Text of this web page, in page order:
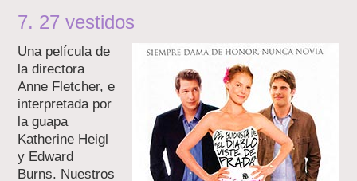
7. 27 vestidos
Una película de
la directora
Anne Fletcher, e
interpretada por
la guapa
Katherine Heigl
y Edward
Burns. Nuestros